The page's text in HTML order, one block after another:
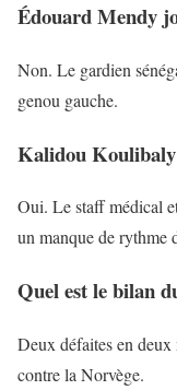
Édouard Mendy
Non. Le gardien
genou gauche.
Kalidou
Oui. Le staff médical
un manque de rythme
Quel est le bilan
Deux défaites en
contre la Norvège.